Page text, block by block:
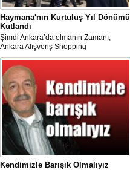
Haymana'nın Kurtuluş Yıl Dönümü
Kutlandı
Şimdi Ankara’da olmanın Zamanı,
Ankara Alışveriş Shopping
Festivali/Fest“ kapsamında,
Haymana’da düzenlenen 12 Eylül
Haymana’nın Kurtuluş Günü büyük
coşkuyla kutlandı.
Kendimizle Barışık Olmalıyız